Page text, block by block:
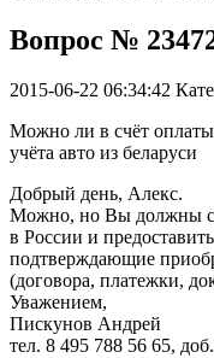
Вопрос №
2015-06-22 06:34:42
Можно ли в счёт оплаты
учёта авто из беларуси
Добрый день, Алекс.
Можно, но Вы должны
в России и
подтверждающие
(договора, платежки,
Уважением,
Пискунов Андрей
тел. 8 495 788 56 65,